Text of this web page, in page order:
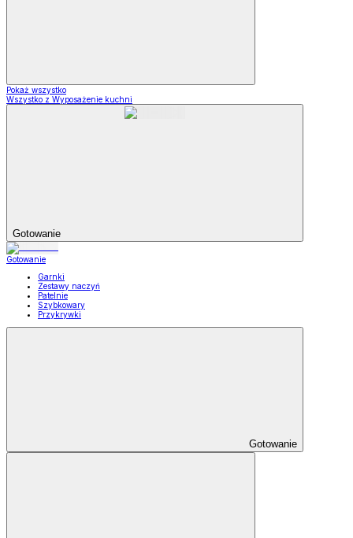
Pokaż wszystko
Wszystko z Wyposażenie kuchni
Gotowanie
Gotowanie
Garnki
Zestawy naczyń
Patelnie
Szybkowary
Przykrywki
Gotowanie